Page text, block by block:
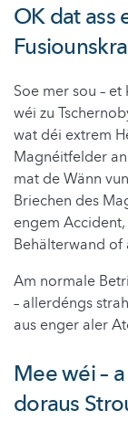
OK dat ass
Soe mer sou –
wéi zu
wat déi extrem
Magnéitfelder
mat de Wänn
Briechen des
engem
Behälterwand of
Am normale
– allerdéngs
aus enger aler
Mee wéi –
doraus